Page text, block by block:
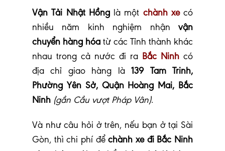
Vận Tải Nhật Hồnglà một chành xecó
nhiều năm kinh nghiệm nhận vận
chuyển hàng hóa từ các Tỉnh thành khác
nhau trong cả nước đi ra Bắc Ninh có
địa chỉ giao hàng là139 Tam Trinh,
Phường Yên Sở, Quận Hoàng Mai, Bắc
Ninh (gần Cầu vượt Pháp Vân).
Và như câu hỏi ở trên, nếu bạn ở tại Sài
Gòn, thì chi phí đểchành xe đi Bắc Ninh